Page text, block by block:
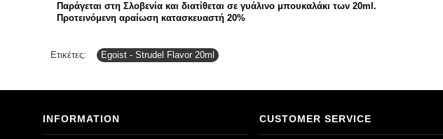
Παράγεται στη Σλοβενία και διατίθεται σε γυάλινο μπουκαλάκι των 20ml.
Προτεινόμενη αραίωση κατασκευαστή 20%
Ετικέτες: Egoist - Strudel Flavor 20ml
INFORMATION CUSTOMER SERVICE